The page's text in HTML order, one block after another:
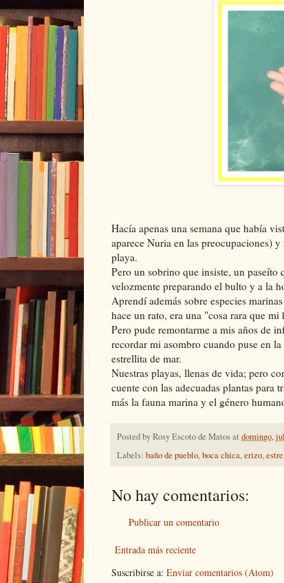
Hacía apenas una semana que había
aparece Nuria en las preocupaciones)
playa.
Pero un sobrino que insiste, un
velozmente preparando el bulto y a la
Aprendí además sobre especies
hace un rato, era una "cosa rara que
Pero pude remontarme a mis años de
recordar mi asombro cuando puse en
estrellita de mar.
Nuestras playas, llenas de vida; pero
cuente con las adecuadas plantas para
más la fauna marina y el género
Posted byRosy Escoto de Matosat domingo,
Labels: baño de pueblo,boca chica,erizo,
No hay comentarios:
Publicar un comentario
Entrada más reciente
Suscribirse a: Enviar comentarios (Atom)